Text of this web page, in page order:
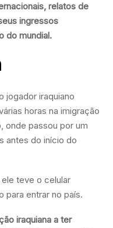
relatos de
ingressos
do mundial.
jogador iraquiano
horas na imigração
onde passou por um
antes do início do
teve o celular
para entrar no país.
iraquiana a ter